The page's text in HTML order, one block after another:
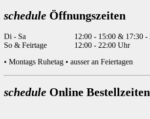
schedule Öffnungszeiten
Di - Sa
12:00 - 15:00 & 17:30 -
So & Feirtage
12:00 - 22:00 Uhr
• Montags Ruhetag • ausser an Feiertagen
schedule Online Bestellzeiten